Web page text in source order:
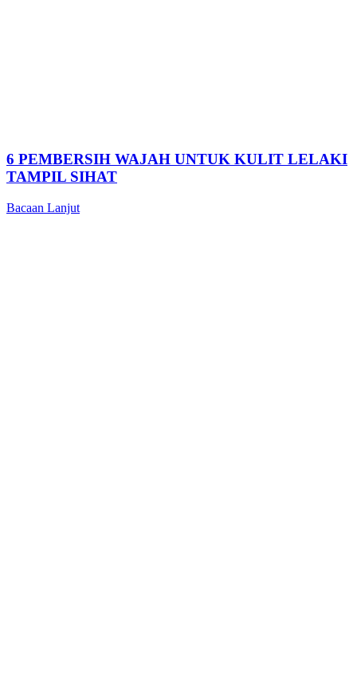
6 PEMBERSIH WAJAH UNTUK KULIT LELAKI
TAMPIL SIHAT
Bacaan Lanjut